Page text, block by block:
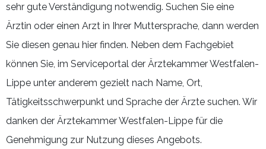
sehr gute Verständigung notwendig. Suchen Sie eine
Ärztin oder einen Arzt in Ihrer Muttersprache, dann werden
Sie diesen genau hier finden. Neben dem Fachgebiet
können Sie, im Serviceportal der Ärztekammer Westfalen-
Lippe unter anderem gezielt nach Name, Ort,
Tätigkeitsschwerpunkt und Sprache der Ärzte suchen. Wir
danken der Ärztekammer Westfalen-Lippe für die
Genehmigung zur Nutzung dieses Angebots.